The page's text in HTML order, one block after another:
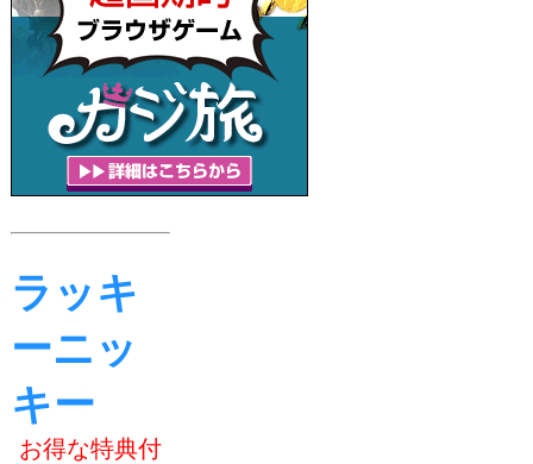
ラッキ
ーニッ
キー
お得な特典付